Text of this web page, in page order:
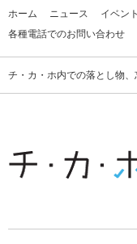
ホーム ニュース イベント
各種電話でのお問い合わせ
チ・カ・ホ内での落とし物